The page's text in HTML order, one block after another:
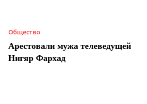
Общество
Арестовали мужа телеведущей
Нигяр Фархад